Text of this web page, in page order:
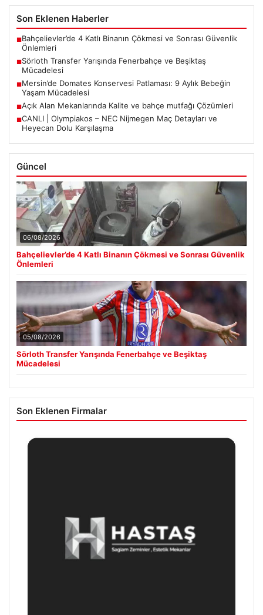
Son Eklenen Haberler
■Bahçelievler’de 4 Katlı Binanın Çökmesi ve Sonrası Güvenlik
Önlemleri
■Sörloth Transfer Yarışında Fenerbahçe ve Beşiktaş
Mücadelesi
■Mersin’de Domates Konservesi Patlaması: 9 Aylık Bebeğin
Yaşam Mücadelesi
■Açık Alan Mekanlarında Kalite ve bahçe mutfağı Çözümleri
■CANLI | Olympiakos – NEC Nijmegen Maç Detayları ve
Heyecan Dolu Karşılaşma
Güncel
06/08/2026
Bahçelievler’de 4 Katlı Binanın Çökmesi ve Sonrası Güvenlik
Önlemleri
05/08/2026
Sörloth Transfer Yarışında Fenerbahçe ve Beşiktaş
Mücadelesi
Son Eklenen Firmalar